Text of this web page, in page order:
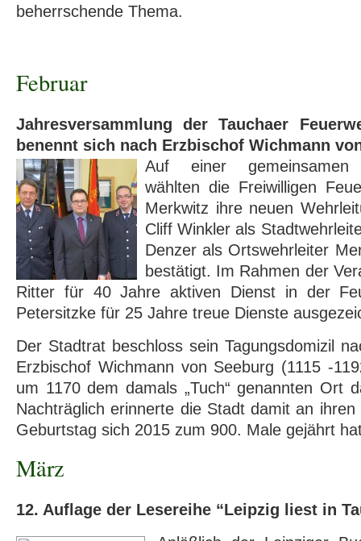
beherrschende Thema.
Februar
Jahresversammlung der Tauchaer
benennt sich nach Erzbischof Wichmann
Auf einer gemeinsamen
wählten die Freiwilligen
Merkwitz ihre neuen
Cliff Winkler als
Denzer als Ortswehrleiter
bestätigt. Im Rahmen der
Ritter für 40 Jahre aktiven Dienst in der
Petersitzke für 25 Jahre treue Dienste
Der Stadtrat beschloss sein Tagungsdomizil
Erzbischof Wichmann von Seeburg (1115 -
um 1170 dem damals „Tuch“ genannten Ort
Nachträglich erinnerte die Stadt damit an
Geburtstag sich 2015 zum 900. Male gejährt
März
12. Auflage der Lesereihe “Leipzig liest in